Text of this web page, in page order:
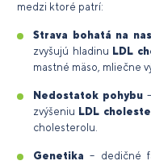
medzi ktoré patrí:
Strava bohatá na
zvyšujú hladinu LDL
mastné mäso, mliečne
Nedostatok pohybu
zvýšeniu LDL
cholesterolu.
Genetika – dedičné